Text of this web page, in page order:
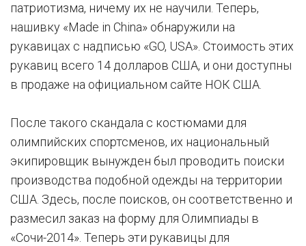
патриотизма, ничему их не научили. Теперь,
нашивку «Made in China» обнаружили на
рукавицах с надписью «GO, USA». Стоимость этих
рукавиц всего 14 долларов США, и они доступны
в продаже на официальном сайте НОК США.
После такого скандала с костюмами для
олимпийских спортсменов, их национальный
экипировщик вынужден был проводить поиски
производства подобной одежды на территории
США. Здесь, после поисков, он соответственно и
размесил заказ на форму для Олимпиады в
«Сочи-2014». Теперь эти рукавицы для